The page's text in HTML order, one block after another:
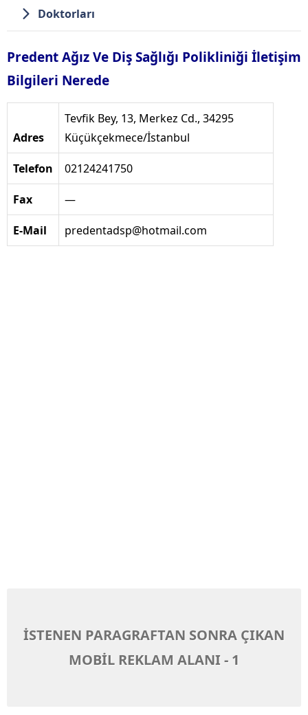
Doktorları
Predent Ağız Ve Diş Sağlığı Polikliniği İletişim
Bilgileri Nerede
Adres
Tevfik Bey, 13, Merkez Cd., 34295
Küçükçekmece/İstanbul
Telefon 02124241750
Fax —
E-Mail predentadsp@hotmail.com
İSTENEN PARAGRAFTAN SONRA ÇIKAN
MOBİL REKLAM ALANI - 1